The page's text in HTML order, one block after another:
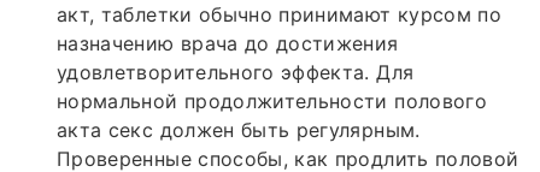
акт, таблетки обычно принимают курсом по
назначению врача до достижения
удовлетворительного эффекта. Для
нормальной продолжительности полового
акта секс должен быть регулярным.
Проверенные способы, как продлить половой